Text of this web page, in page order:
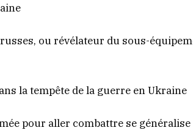
ou révélateur du sous-
la tempête de la guerre en Ukraine
pour aller combattre se généralise